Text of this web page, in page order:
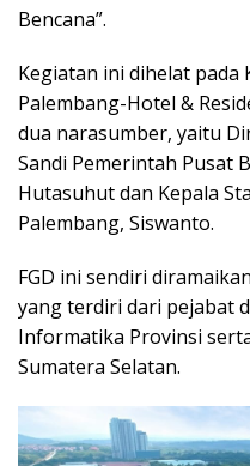
Bencana”.
Kegiatan ini dihelat pada
Palembang-Hotel &
dua narasumber, yaitu
Sandi Pemerintah Pusat
Hutasuhut dan Kepala
Palembang, Siswanto.
FGD ini sendiri
yang terdiri dari pejabat
Informatika Provinsi
Sumatera Selatan.